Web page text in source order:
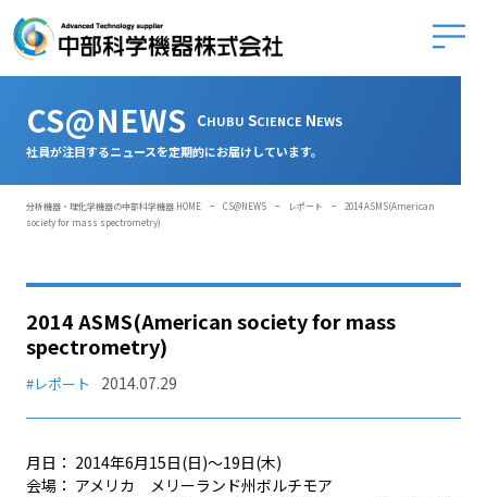
中部科
CS@NEWS CHUBU SCIENCE NEWS
社員が注目するニュースを定期的にお届けしています。
分析機器・理化学機器の中部科学機器 HOME - CS@NEWS - レポート -
2014 ASMS(American
society for mass spectrometry)
2014 ASMS(American society for mass
spectrometry)
#レポート 2014.07.29
月日： 2014年6月15日(日)～19日(木)
会場： アメリカ メリーランド州ボルチモア